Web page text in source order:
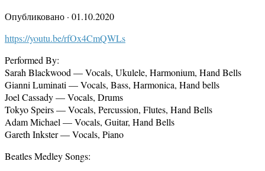
Опубликовано · 01.10.2020
https://youtu.be/rfOx4CmQWLs
Performed By:
Sarah Blackwood — Vocals, Ukulele, Harmonium, Hand Bells
Gianni Luminati — Vocals, Bass, Harmonica, Hand bells
Joel Cassady — Vocals, Drums
Tokyo Speirs — Vocals, Percussion, Flutes, Hand Bells
Adam Michael — Vocals, Guitar, Hand Bells
Gareth Inkster — Vocals, Piano
Beatles Medley Songs: